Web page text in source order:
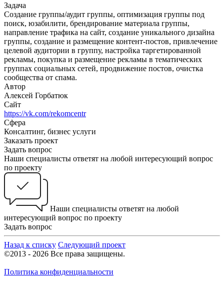
Задача
Создание группы/аудит группы, оптимизация группы под
поиск, юзабилити, брендирование материала группы,
направление трафика на сайт, создание уникального дизайна
группы, создание и размещение контент-постов, привлечение
целевой аудитории в группу, настройка таргетированной
рекламы, покупка и размещение рекламы в тематических
группах социальных сетей, продвижение постов, очистка
сообщества от спама.
Автор
Алексей Горбатюк
Сайт
https://vk.com/rekomcentr
Сфера
Консалтинг, бизнес услуги
Заказать проект
Задать вопрос
Наши специалисты ответят на любой интересующий вопрос
по проекту
Наши специалисты ответят на любой
интересующий вопрос по проекту
Задать вопрос
Назад к списку Следующий проект
©2013 - 2026 Все права защищены.
Политика конфиденциальности